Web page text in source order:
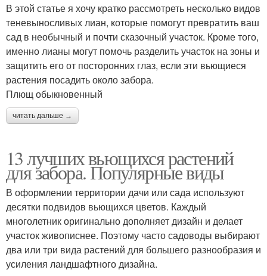
В этой статье я хочу кратко рассмотреть несколько видов
теневыносливых лиан, которые помогут превратить ваш
сад в необычный и почти сказочный участок. Кроме того,
именно лианы могут помочь разделить участок на зоны и
защитить его от посторонних глаз, если эти вьющиеся
растения посадить около забора.
Плющ обыкновенный
читать дальше →
13 лучших вьющихся растений
для забора. Популярные виды
В оформлении территории дачи или сада используют
десятки подвидов вьющихся цветов. Каждый
многолетник оригинально дополняет дизайн и делает
участок живописнее. Поэтому часто садоводы выбирают
два или три вида растений для большего разнообразия и
усиления ландшафтного дизайна.